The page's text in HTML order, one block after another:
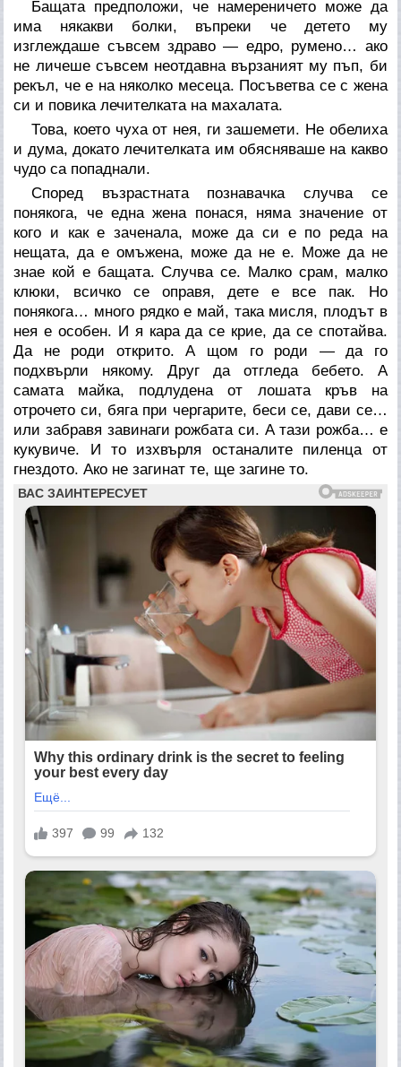
Бащата предположи, че намереничето може да
има някакви болки, въпреки че детето му
изглеждаше съвсем здраво — едро, румено… ако
не личеше съвсем неотдавна вързаният му пъп, би
рекъл, че е на няколко месеца. Посъветва се с жена
си и повика лечителката на махалата.
Това, което чуха от нея, ги зашемети. Не обелиха
и дума, докато лечителката им обясняваше на какво
чудо са попаднали.
Според възрастната познавачка случва се
понякога, че една жена понася, няма значение от
кого и как е заченала, може да си е по реда на
нещата, да е омъжена, може да не е. Може да не
знае кой е бащата. Случва се. Малко срам, малко
клюки, всичко се оправя, дете е все пак. Но
понякога… много рядко е май, така мисля, плодът в
нея е особен. И я кара да се крие, да се спотайва.
Да не роди открито. А щом го роди — да го
подхвърли някому. Друг да отгледа бебето. А
самата майка, подлудена от лошата кръв на
отрочето си, бяга при чергарите, беси се, дави се…
или забравя завинаги рожбата си. А тази рожба… е
кукувиче. И то изхвърля останалите пиленца от
гнездото. Ако не загинат те, ще загине то.